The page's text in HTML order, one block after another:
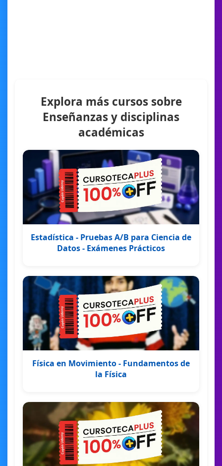
Explora más cursos sobre
Enseñanzas y disciplinas
académicas
Estadística - Pruebas A/B para Ciencia de
Datos - Exámenes Prácticos
Física en Movimiento - Fundamentos de
la Física